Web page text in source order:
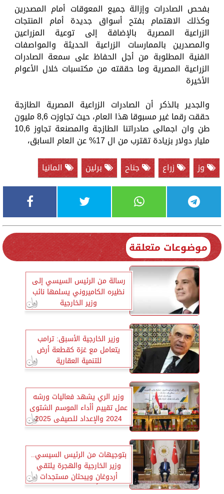
بفحص الصادرات وإزالة جميع المعوقات أمام المصدرين
وكذلك الاهتمام بفتح أسواق جديدة أمام المنتجات
الزراعية المصرية بالإضافة إلى توعية المزراعين
والمصدرين بالممارسات الزراعية الحديثة والمواصفات
الفنية المطلوبة من أجل الحفاظ على سمعة الصادرات
الزراعية المصرية وما حققته من مكتسبات خلال الأعوام
الأخيرة
والجدير بالذكر أن الصادرات الزراعية المصرية الطازجة
حققت رقما غير مسبوقا هذا العام، حيث تجاوزت 8,6 مليون
طن وان اجمالى صادراتنا الطازجة والمصنعة تجاوز 10,6
مليار دولار بزيادة تقترب من ال 17% عن العام السابق،
وز
زراع جناح برلين المانيا
موضوعات متعلقة
رسالة من الرئيس السيسي إلى
نظيره الكاميروني يسلمها نائب
وزير الخارجية
وزير الخارجية الأسبق: ترامب
يتعامل مع غزة كقطعة أرض
للتنمية العقارية
وزير الري يشهد فعاليات ورشه
عمل تقييم أأداء الموسم الشتوى
2024 والإعداد للصيفى 2025
بالقليوبية
بتوجيهات من الرئيس السيسي..
وزير الخارجية والهجرة يلتقي
أردوغان ويبحثان مستجدات
الأوضاع في غزة